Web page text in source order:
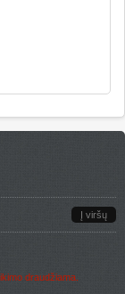
Į viršų
draudžiama.